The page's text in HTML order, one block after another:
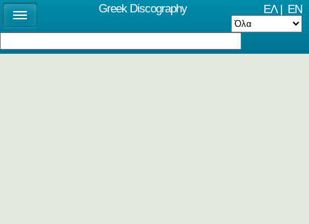
ΕΛ| EN
Greek Discography